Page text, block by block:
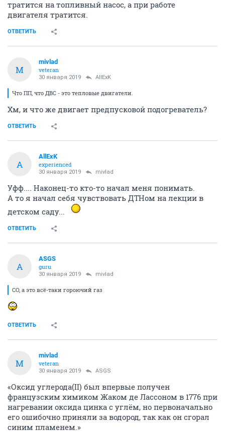
тратится на топливный насос, а при работе
двигателя тратится.
ОТВЕТИТЬ
M
mivlad
veteran
30 января 2019 AllExK
Что ПП, что ДВС - это тепловые двигатели.
Хм, и что же двигает предпусковой подогреватель?
ОТВЕТИТЬ
A
AllExK
experienced
30 января 2019 mivlad
Уфф.... Наконец-то кто-то начал меня понимать.
А то я начал себя чувствовать ДТНом на лекции в
детском саду...
ОТВЕТИТЬ
A
ASGS
guru
30 января 2019 mivlad
CO, а это всё-таки гороючий газ
ОТВЕТИТЬ
M
mivlad
veteran
30 января 2019 ASGS
«Оксид углерода(II) был впервые получен
французским химиком Жаком де Лассоном в 1776 при
нагревании оксида цинка с углём, но первоначально
его ошибочно приняли за водород, так как он сгорал
синим пламенем.»